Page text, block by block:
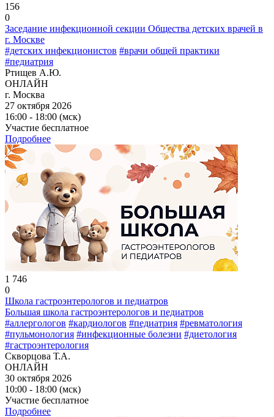
156
0
Заседание инфекционной секции Общества детских врачей в
г. Москве
#детских инфекционистов #врачи общей практики
#педиатрия
Ртищев А.Ю.
ОНЛАЙН
г. Москва
27 октября 2026
16:00 - 18:00 (мск)
Участие бесплатное
Подробнее
1 746
0
Школа гастроэнтерологов и педиатров
Большая школа гастроэнтерологов и педиатров
#аллергологов #кардиологов #педиатрия #ревматология
#пульмонология #инфекционные болезни #диетология
#гастроэнтерология
Скворцова Т.А.
ОНЛАЙН
30 октября 2026
10:00 - 18:00 (мск)
Участие бесплатное
Подробнее